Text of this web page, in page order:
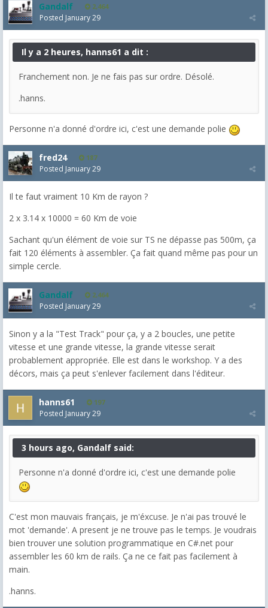
Gandalf 2,464
Posted January 29
Il y a 2 heures, hanns61 a dit :
Franchement non. Je ne fais pas sur ordre. Désolé.
.hanns.
Personne n'a donné d'ordre ici, c'est une demande polie
fred24 187
Posted January 29
Il te faut vraiment 10 Km de rayon ?
2 x 3.14 x 10000 = 60 Km de voie
Sachant qu'un élément de voie sur TS ne dépasse pas 500m, ça
fait 120 éléments à assembler. Ça fait quand même pas pour un
simple cercle.
Gandalf 2,464
Posted January 29
Sinon y a la "Test Track" pour ça, y a 2 boucles, une petite
vitesse et une grande vitesse, la grande vitesse serait
probablement appropriée. Elle est dans le workshop. Y a des
décors, mais ça peut s'enlever facilement dans l'éditeur.
hanns61 197
Posted January 29
3 hours ago, Gandalf said:
Personne n'a donné d'ordre ici, c'est une demande polie
C'est mon mauvais français, je m'éxcuse. Je n'ai pas trouvé le
mot 'demande'. A present je ne trouve pas le temps. Je voudrais
bien trouver une solution programmatique en C#.net pour
assembler les 60 km de rails. Ça ne ce fait pas facilement à
main.
.hanns.